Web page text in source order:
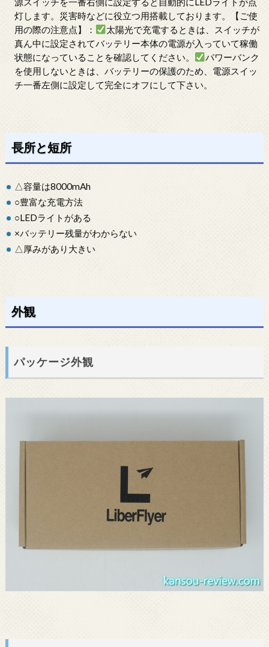
灯します。災害時などに役立つ用搭載しております。【ご使
用の際の注意点】：
太陽光で充電するときは、スイッチが
真ん中に設定されてバッテリー本体の電源が入っていて稼働
状態になっていることを確認してください。
パワーバンク
を使用しないときは、バッテリーの保護のため、電源スイッ
チ一番左側に設定して完全にオフにして下さい。
長所と短所
△容量は8000mAh
○豊富な充電方法
○LEDライトがある
×バッテリー残量がわからない
△厚みがあり大きい
外観
パッケージ外観